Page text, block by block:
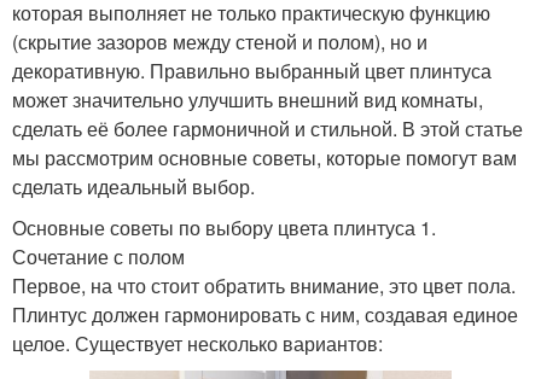
которая выполняет не только практическую функцию
(скрытие зазоров между стеной и полом), но и
декоративную. Правильно выбранный цвет плинтуса
может значительно улучшить внешний вид комнаты,
сделать её более гармоничной и стильной. В этой статье
мы рассмотрим основные советы, которые помогут вам
сделать идеальный выбор.
Основные советы по выбору цвета плинтуса 1.
Сочетание с полом
Первое, на что стоит обратить внимание, это цвет пола.
Плинтус должен гармонировать с ним, создавая единое
целое. Существует несколько вариантов: